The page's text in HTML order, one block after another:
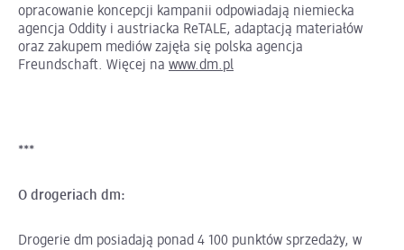
opracowanie koncepcji kampanii odpowiadają niemiecka
agencja Oddity i austriacka ReTALE, adaptacją materiałów
oraz zakupem mediów zajęła się polska agencja
Freundschaft. Więcej na www.dm.pl
***
O drogeriach dm:
Drogerie dm posiadają ponad 4 100 punktów sprzedaży, w